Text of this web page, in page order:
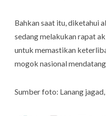
Bahkan saat itu, diketahui
sedang melakukan rapat
untuk memastikan
mogok nasional
Sumber foto: Lanang jagad,